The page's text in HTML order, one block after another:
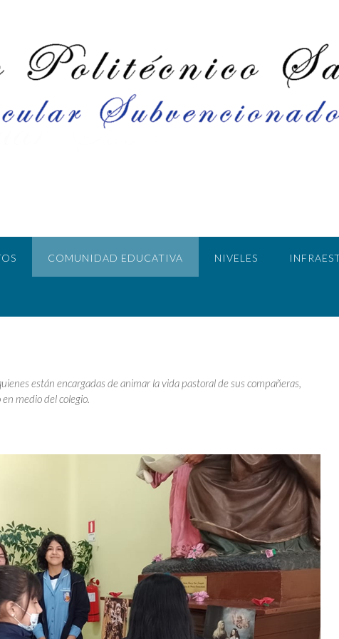
COMUNIDAD EDUCATIVA NIVELES
están encargadas de animar la vida pastoral de sus compañeras,
medio del colegio.